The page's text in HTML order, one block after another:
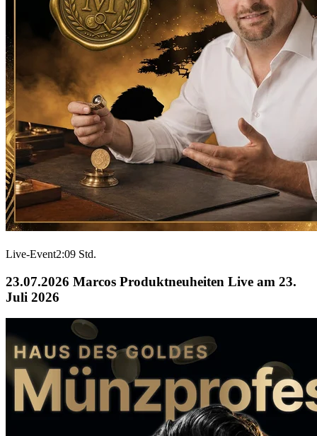
Live-Event2:09 Std.
23.07.2026 Marcos Produktneuheiten Live am 23.
Juli 2026